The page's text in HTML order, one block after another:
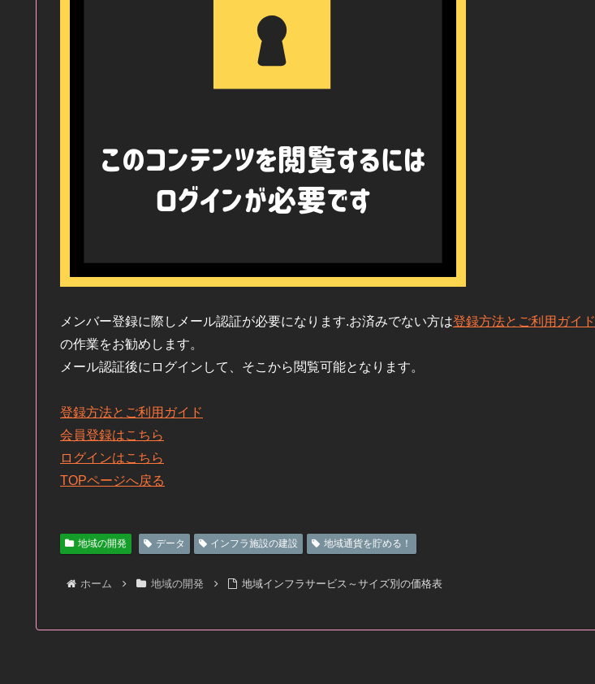
メンバー登録に際しメール認証が必要になります.お済みでない方は登録方法とご利用ガイド
の作業をお勧めします。
メール認証後にログインして、そこから閲覧可能となります。
登録方法とご利用ガイド
会員登録はこちら
ログインはこちら
TOPページへ戻る
地域の開発 データ インフラ施設の建設 地域通貨を貯める！
ホーム 地域の開発 地域インフラサービス～サイズ別の価格表